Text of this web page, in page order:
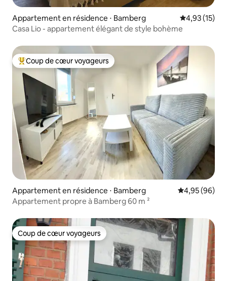
Appartement en résidence ⋅ Bamberg Évaluation
4,93 (15)
Casa Lio - appartement élégant de style bohème
Coups de cœur voyageurs les plus appréciés
Coup de cœur voyageurs
Appartement en résidence ⋅ Bamberg Évaluation
4,95 (96)
Appartement propre à Bamberg 60 m ²
Coup de cœur voyageurs
Coup de cœur voyageurs